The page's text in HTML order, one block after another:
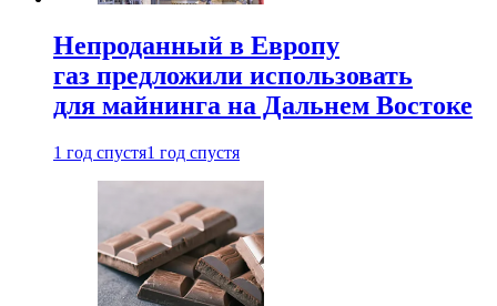
Непроданный в Европу
газ предложили использовать
для майнинга на Дальнем Востоке
1 год спустя1 год спустя